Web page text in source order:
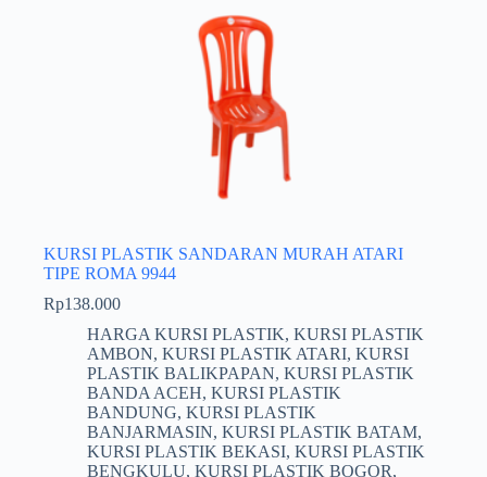
KURSI PLASTIK SANDARAN MURAH ATARI
TIPE ROMA 9944
Rp138.000
HARGA KURSI PLASTIK, KURSI PLASTIK
AMBON, KURSI PLASTIK ATARI, KURSI
PLASTIK BALIKPAPAN, KURSI PLASTIK
BANDA ACEH, KURSI PLASTIK
BANDUNG, KURSI PLASTIK
BANJARMASIN, KURSI PLASTIK BATAM,
KURSI PLASTIK BEKASI, KURSI PLASTIK
BENGKULU, KURSI PLASTIK BOGOR,